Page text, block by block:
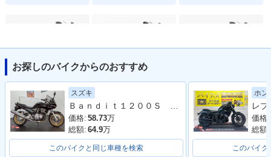
2012年 BANDIT 12
50F ABS・カラーチ
ェンジ
ェンジ
2011年 BANDIT 12
50F ABS・カラーチ
ェンジ
お探しのバイクからのおすすめ
スズキ
Ｂａｎｄｉｔ１２００Ｓ ファイナルエディションＡＢＳ搭載モデル
価格: 58.73万
総額: 64.9万
このバイクと同じ車種を検索
ホン
価格:
総額:
このバイク